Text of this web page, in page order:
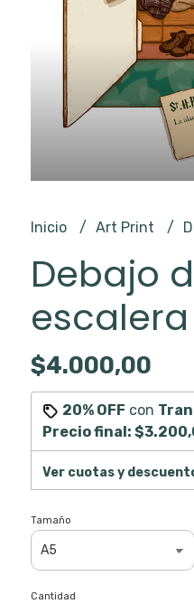
Inicio Art Print
Debajo
escalera
$4.000,00
20% OFF con
Precio final:
Ver cuotas y
Tamaño
Cantidad